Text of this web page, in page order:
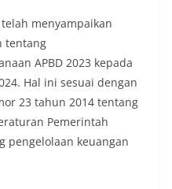
menyampaikan
tentang
APBD 2023 kepada
Hal ini sesuai dengan
23 tahun 2014 tentang
Pemerintah
pengelolaan keuangan